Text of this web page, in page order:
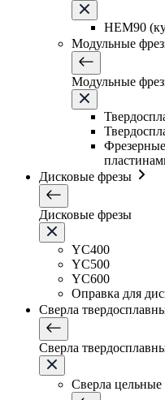
HEM90
Модульные
Модульные
Дисковые фрезы
Дисковые фрезы
YC400
YC500
YC600
Оправка для
Сверла
Сверла
Сверла цельные